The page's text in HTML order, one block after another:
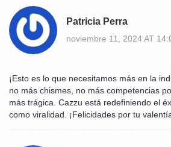
Patricia Perra
noviembre 11, 2024 AT
¡Esto es lo que necesitamos más en la
no más chismes, no más competencias
más trágica. Cazzu está redefiniendo el
como viralidad. ¡Felicidades por tu